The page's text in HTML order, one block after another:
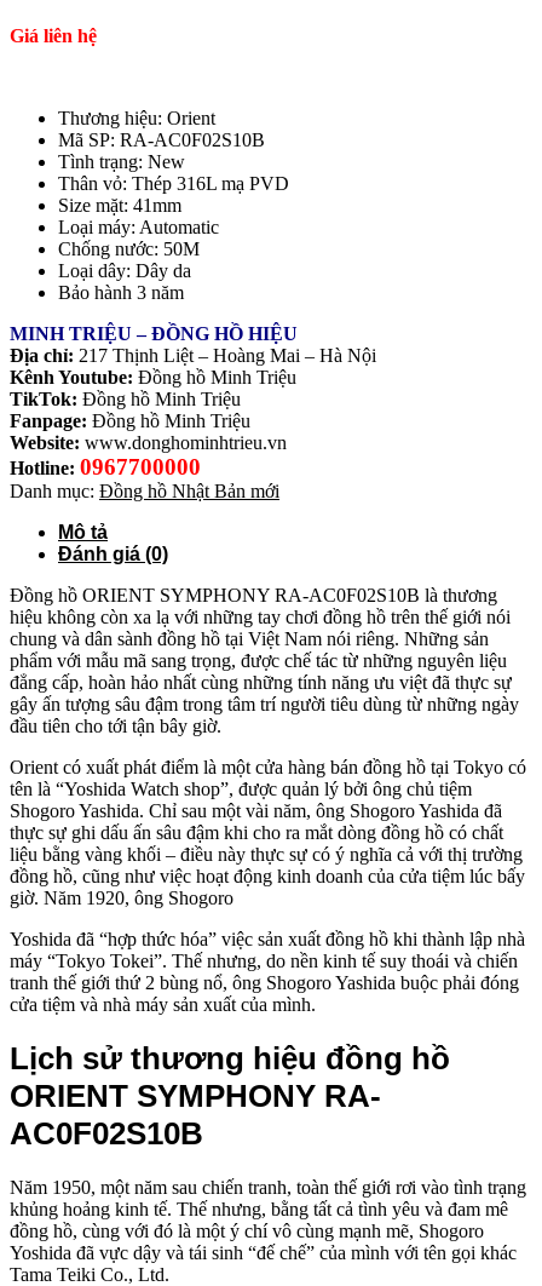
Giá liên hệ
Thương hiệu: Orient
Mã SP: RA-AC0F02S10B
Tình trạng: New
Thân vỏ: Thép 316L mạ PVD
Size mặt: 41mm
Loại máy: Automatic
Chống nước: 50M
Loại dây: Dây da
Bảo hành 3 năm
MINH TRIỆU – ĐỒNG HỒ HIỆU
Địa chỉ: 217 Thịnh Liệt – Hoàng Mai – Hà Nội
Kênh Youtube: Đồng hồ Minh Triệu
TikTok: Đồng hồ Minh Triệu
Fanpage: Đồng hồ Minh Triệu
Website: www.donghominhtrieu.vn
Hotline: 0967700000
Danh mục: Đồng hồ Nhật Bản mới
Mô tả
Đánh giá (0)
Đồng hồ ORIENT SYMPHONY RA-AC0F02S10B là thương
hiệu không còn xa lạ với những tay chơi đồng hồ trên thế giới nói
chung và dân sành đồng hồ tại Việt Nam nói riêng. Những sản
phẩm với mẫu mã sang trọng, được chế tác từ những nguyên liệu
đẳng cấp, hoàn hảo nhất cùng những tính năng ưu việt đã thực sự
gây ấn tượng sâu đậm trong tâm trí người tiêu dùng từ những ngày
đầu tiên cho tới tận bây giờ.
Orient có xuất phát điểm là một cửa hàng bán đồng hồ tại Tokyo có
tên là “Yoshida Watch shop”, được quản lý bởi ông chủ tiệm
Shogoro Yashida. Chỉ sau một vài năm, ông Shogoro Yashida đã
thực sự ghi dấu ấn sâu đậm khi cho ra mắt dòng đồng hồ có chất
liệu bằng vàng khối – điều này thực sự có ý nghĩa cả với thị trường
đồng hồ, cũng như việc hoạt động kinh doanh của cửa tiệm lúc bấy
giờ. Năm 1920, ông Shogoro
Yoshida đã “hợp thức hóa” việc sản xuất đồng hồ khi thành lập nhà
máy “Tokyo Tokei”. Thế nhưng, do nền kinh tế suy thoái và chiến
tranh thế giới thứ 2 bùng nổ, ông Shogoro Yashida buộc phải đóng
cửa tiệm và nhà máy sản xuất của mình.
Lịch sử thương hiệu đồng hồ
ORIENT SYMPHONY RA-
AC0F02S10B
Năm 1950, một năm sau chiến tranh, toàn thế giới rơi vào tình trạng
khủng hoảng kinh tế. Thế nhưng, bằng tất cả tình yêu và đam mê
đồng hồ, cùng với đó là một ý chí vô cùng mạnh mẽ, Shogoro
Yoshida đã vực dậy và tái sinh “đế chế” của mình với tên gọi khác
Tama Teiki Co., Ltd.